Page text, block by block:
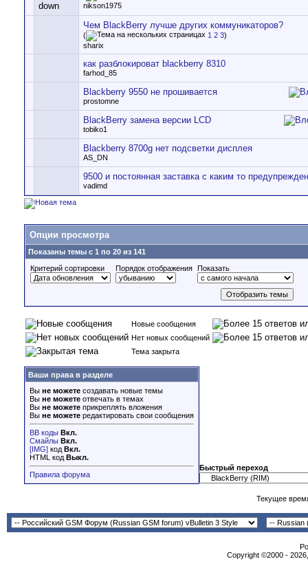
nikson1975
Чем BlackBerry лучше других коммуникаторов?
( 1 2 3)
sharix
как разблокироват blackberry 8310
farhod_85
Blackberry 9550 не прошивается
prostomne
BlackBerry замена версии LCD
tobiko1
Blackberry 8700g нет подсветки дисплея
AS_DN
9500 и постоянная заставка с каким то
vadimd
Опции просмотра
Показаны темы с 1 по 20 из 141
Критерий сортировки
Порядок отображения Показать
Новые сообщения
Нет новых сообщений
Тема закрыта
Ваши права в разделе
Вы не можете создавать новые темы
Вы не можете отвечать в темах
Вы не можете прикреплять вложения
Вы не можете редактировать свои сообщения
BB коды Вкл.
Смайлы Вкл.
[IMG] код Вкл.
HTML код Выкл.
Правила форума
Быстрый переход
Текущее
Copyright ©2000 -